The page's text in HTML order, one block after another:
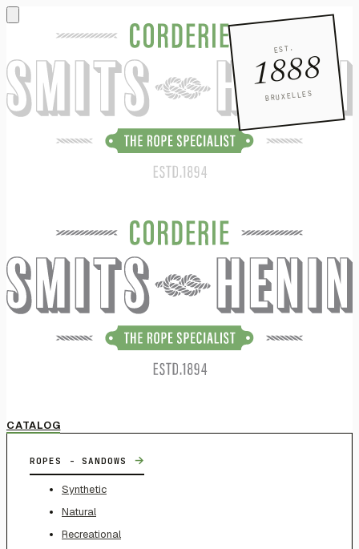
CATALOG
ROPES - SANDOWS →
Synthetic
Natural
Recreational
EST.
1888
BRUXELLES